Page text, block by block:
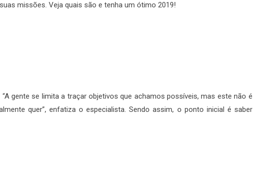
missões. Veja quais são e tenha um ótimo 2019!
gente se limita a traçar objetivos que achamos possíveis, mas este não é
quer”, enfatiza o especialista. Sendo assim, o ponto inicial é saber